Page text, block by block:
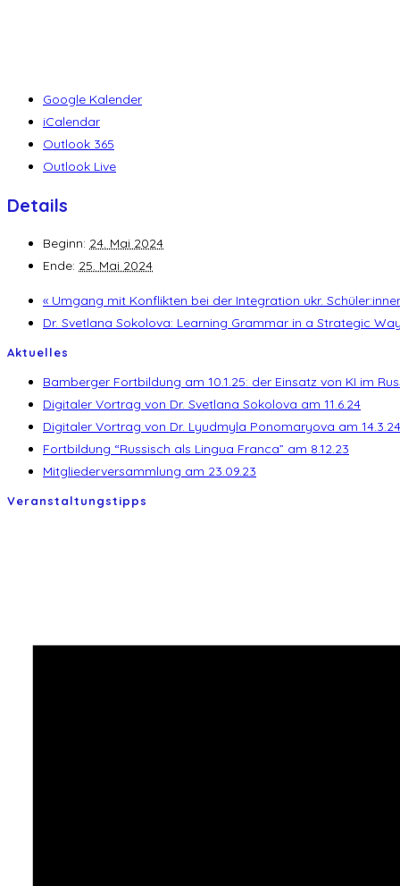
Google Kalender
iCalendar
Outlook 365
Outlook Live
Details
Beginn: 24. Mai 2024
Ende: 25. Mai 2024
« Umgang mit Konflikten bei der Integration ukr.
Dr. Svetlana Sokolova: Learning Grammar in a Strategic
Aktuelles
Bamberger Fortbildung am 10.1.25: der Einsatz von KI im
Digitaler Vortrag von Dr. Svetlana Sokolova am 11.6.24
Digitaler Vortrag von Dr. Lyudmyla Ponomaryova am 14.3.24
Fortbildung “Russisch als Lingua Franca” am 8.12.23
Mitgliederversammlung am 23.09.23
Veranstaltungstipps